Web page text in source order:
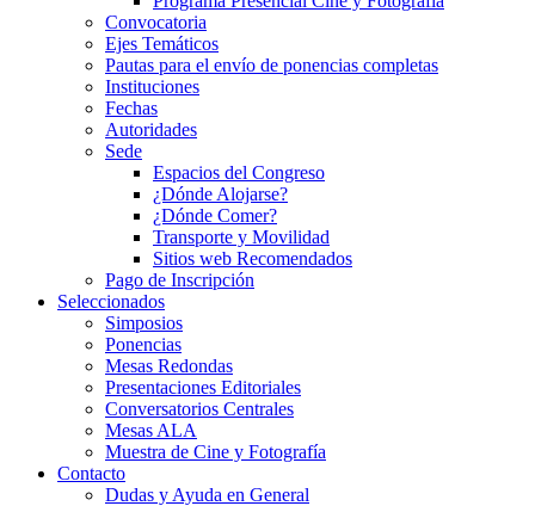
Convocatoria
Ejes Temáticos
Pautas para el envío de ponencias completas
Instituciones
Fechas
Autoridades
Sede
Espacios del Congreso
¿Dónde Alojarse?
¿Dónde Comer?
Transporte y Movilidad
Sitios web Recomendados
Pago de Inscripción
Seleccionados
Simposios
Ponencias
Mesas Redondas
Presentaciones Editoriales
Conversatorios Centrales
Mesas ALA
Muestra de Cine y Fotografía
Contacto
Dudas y Ayuda en General